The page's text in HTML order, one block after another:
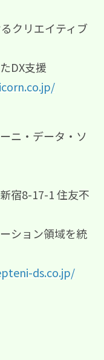
エイティブ
支援
・データ・ソ
8-17-1 住友不
ション領域を統
ds.co.jp/